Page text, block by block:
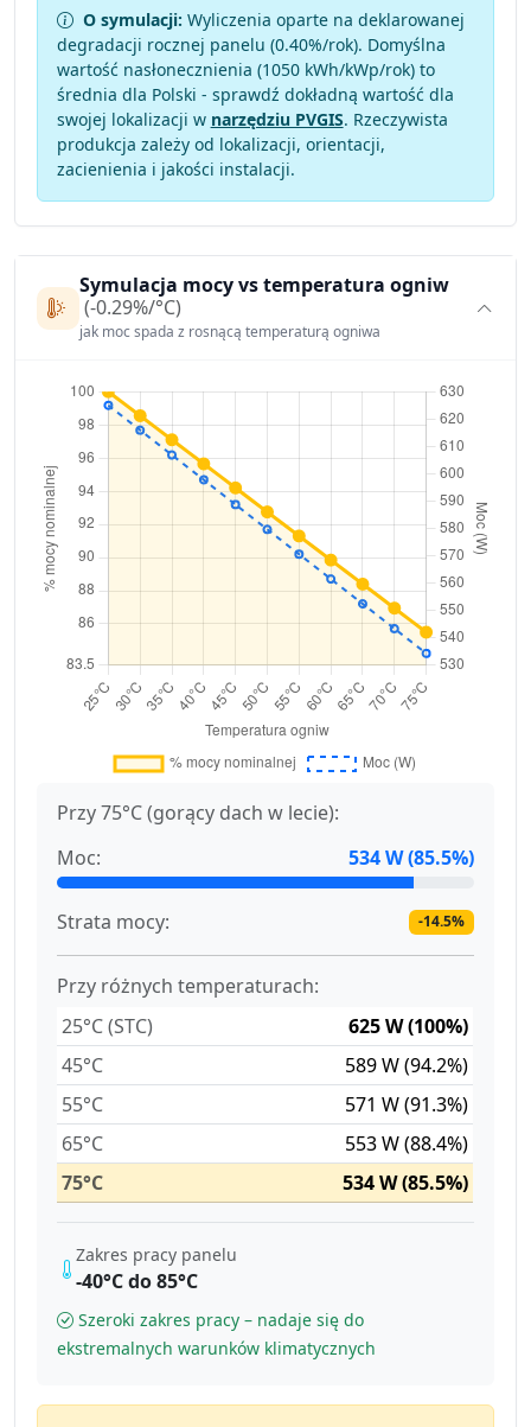
O symulacji: Wyliczenia oparte na deklarowanej
degradacji rocznej panelu (0.40%/rok). Domyślna
wartość nasłonecznienia (1050 kWh/kWp/rok) to
średnia dla Polski - sprawdź dokładną wartość dla
swojej lokalizacji w narzędziu PVGIS. Rzeczywista
produkcja zależy od lokalizacji, orientacji,
zacienienia i jakości instalacji.
Symulacja mocy vs temperatura ogniw
(-0.29%/°C)
jak moc spada z rosnącą temperaturą ogniwa
Przy 75°C (gorący dach w lecie):
Moc:
534 W (85.5%)
Strata mocy: -14.5%
Przy różnych temperaturach:
25°C (STC)
625 W (100%)
45°C
589 W (94.2%)
55°C
571 W (91.3%)
65°C
553 W (88.4%)
75°C
534 W (85.5%)
Zakres pracy panelu
-40°C do 85°C
Szeroki zakres pracy – nadaje się do
ekstremalnych warunków klimatycznych